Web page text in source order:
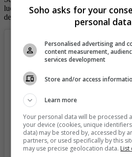
luciendo una minifalda y unas botas
descrestando a más de uno con sus
Soho asks for your
personal
Personalised advertising and
content measurement,
services development
Store and/or access
Learn more
Your personal data will be processed
your device (cookies, unique
data) may be stored by, accessed by
partners, or used specifically by this
may use precise geolocation data. List